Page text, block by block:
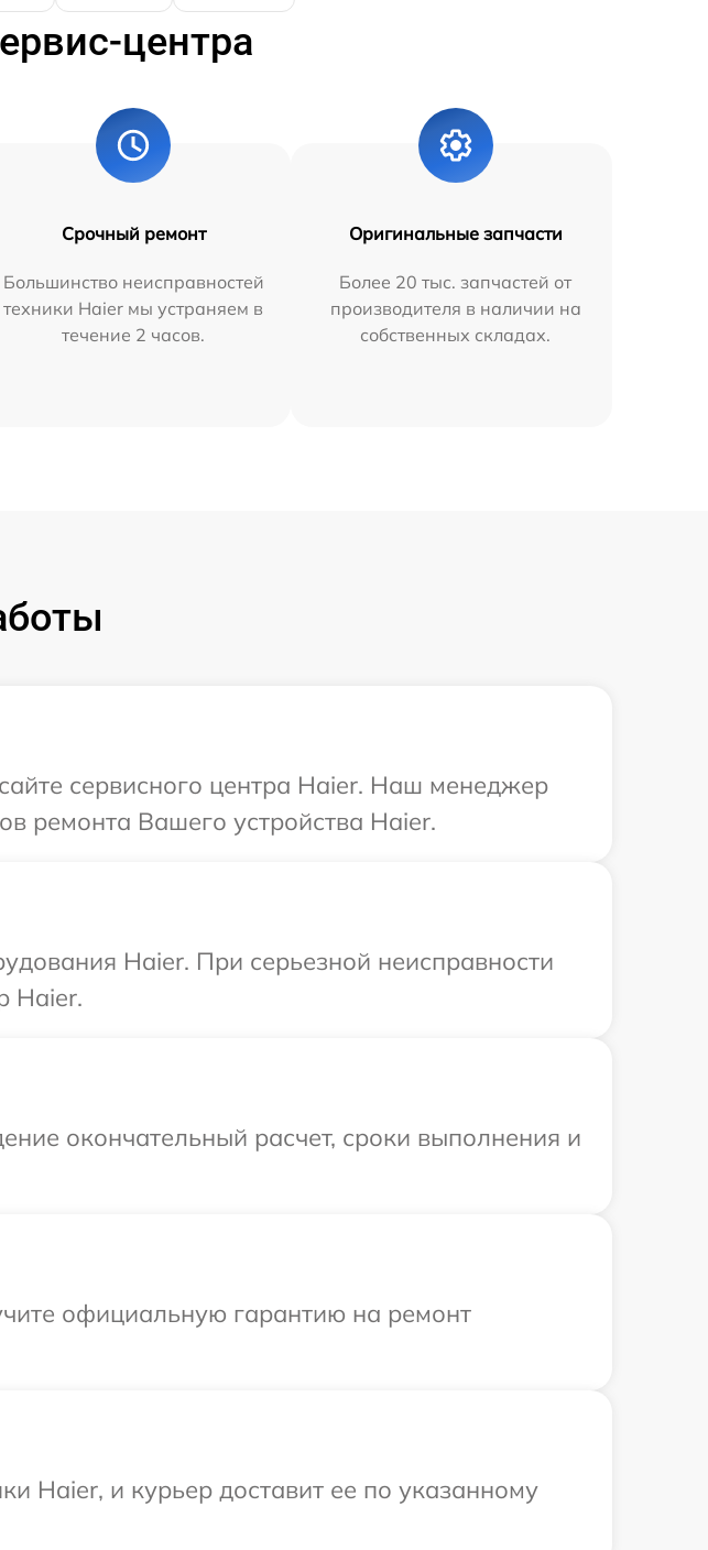
центра
Срочный ремонт
Большинство неисправностей
техники Haier мы устраняем в
течение 2 часов.
Оригинальные запчасти
Более 20 тыс. запчастей от
производителя в наличии на
собственных складах.
сервисного центра Haier. Наш менеджер
ремонта Вашего устройства Haier.
Haier. При серьезной неисправности
Haier.
окончательный расчет, сроки выполнения и
официальную гарантию на ремонт
Haier, и курьер доставит ее по указанному